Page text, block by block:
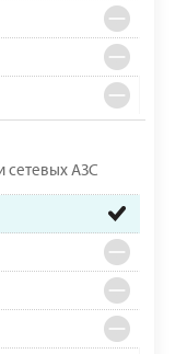
сетевых АЗС